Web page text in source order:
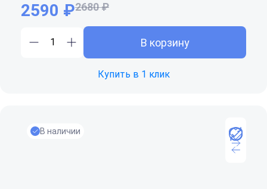
2590 ₽2680 ₽
В корзину
Купить в 1 клик
В наличии